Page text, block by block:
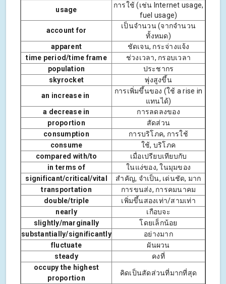
usage
การใช้ (เช่น Internet usage,
fuel usage)
account for
เป็นจำนวน (จากจำนวน
ทั้งหมด)
apparent
ชัดเจน, กระจ่างแจ้ง
time period/time frame
ช่วงเวลา, กรอบเวลา
population
ประชากร
skyrocket
พุ่งสูงขึ้น
an increase in
การเพิ่มขึ้นของ (ใช้ a rise in
แทนได้)
a decrease in
การลดลงของ
proportion
สัดส่วน
consumption
การบริโภค, การใช้
consume
ใช้, บริโภค
compared with/to
เมื่อเปรียบเทียบกับ
in terms of
ในแง่ของ, ในมุมของ
significant/critical/vital
สำคัญ, จำเป็น, เด่นชัด, มาก
transportation
การขนส่ง, การคมนาคม
double/triple
เพิ่มขึ้นสองเท่า/สามเท่า
nearly
เกือบจะ
slightly/marginally
โดยเล็กน้อย
substantially/significantly
อย่างมาก
fluctuate
ผันผวน
steady
คงที่
occupy the highest
proportion
คิดเป็นสัดส่วนที่มากที่สุด